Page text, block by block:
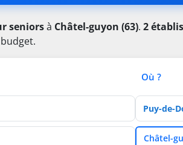
seniorsà Châtel-guyon (63). 2
Où ?
VilleChâtel-